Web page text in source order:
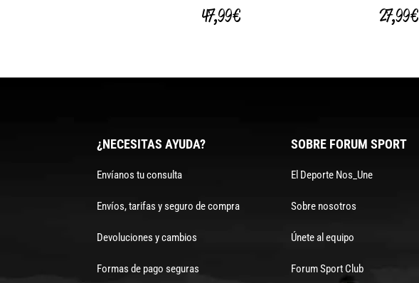
47,99 € 27,99 €
¿NECESITAS AYUDA?
Envíanos tu consulta
Envíos, tarifas y seguro de compra
Devoluciones y cambios
Formas de pago seguras
SOBRE FORUM SPORT
El Deporte Nos_Une
Sobre nosotros
Únete al equipo
Forum Sport Club